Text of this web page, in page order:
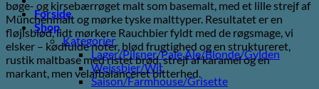
Forside
Shop
Kategorier
Lager/Pilsner/Pale Ale/Blonde/Gylden
Weissbier/Wit
Saison/Farmhouse/Grisette
bøge- og kirsebærrøget malt som basemalt, med et lille strejf af
Münchenmalt og mørke tyske malttyper. Resultatet er en
fløjlsblød, lidt mørkere Rauchbier fyldt med de røgsmage, vi
elsker – kødfulde noter, blød frugtighed og en struktureret,
rustik maltbase med ristet brød, strejf af karamel og en
markant, men velafbalanceret bitterhed.